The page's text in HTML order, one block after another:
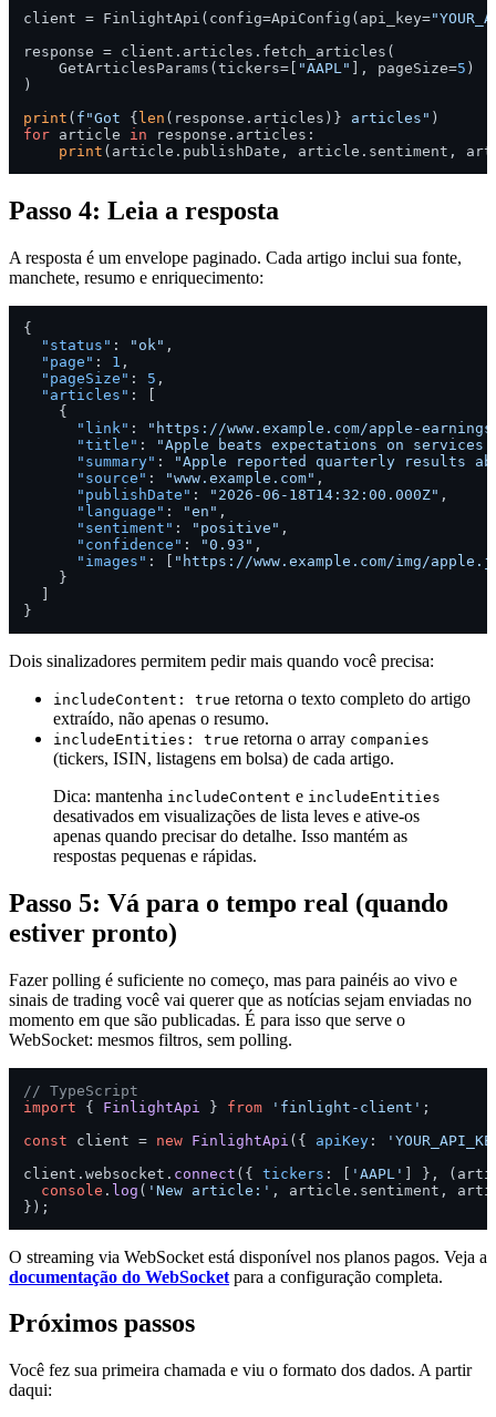
client = FinlightApi(config=ApiConfig(api_key=
response = client.articles.fetch_articles(
    GetArticlesParams(tickers=[
"AAPL" ], pageSize=5 )
)
print ( f"Got { len (response.articles)} articles"
for article in response.articles:
print
Passo 4: Leia a resposta
A resposta é um envelope paginado. Cada artigo inclui sua fonte,
manchete, resumo e enriquecimento:
{
"status" : "ok" ,
"page" : 1 ,
"pageSize" : 5 ,
"articles" :
[
{
"link" :
"https://www.example.com/apple-
"title" :
"Apple beats expectations on services
"summary" :
"Apple reported quarterly results
"source" : "www.example.com" ,
"publishDate" : "2026-06-18T14:32:00.000Z" ,
"language" : "en" ,
"sentiment" : "positive" ,
"confidence" : "0.93" ,
"images" : [ "https://www.example.com/img/
}
]
}
Dois sinalizadores permitem pedir mais quando você precisa:
includeContent: true retorna o texto completo do artigo
extraído, não apenas o resumo.
includeEntities: true retorna o array companies
(tickers, ISIN, listagens em bolsa) de cada artigo.
Dica: mantenha includeContent e includeEntities
desativados em visualizações de lista leves e ative-os
apenas quando precisar do detalhe. Isso mantém as
respostas pequenas e rápidas.
Passo 5: Vá para o tempo real (quando
estiver pronto)
Fazer polling é suficiente no começo, mas para painéis ao vivo e
sinais de trading você vai querer que as notícias sejam enviadas no
momento em que são publicadas. É para isso que serve o
WebSocket: mesmos filtros, sem polling.
// TypeScript
import { FinlightApi } from 'finlight-client' ;
const client = new FinlightApi ({ apiKey :
client. websocket . connect ({ tickers : [ 'AAPL' ] }, (
console . log ( 'New article:' , article. sentiment ,
O streaming via WebSocket está disponível nos planos pagos. Veja a
documentação do WebSocket para a configuração completa.
Próximos passos
Você fez sua primeira chamada e viu o formato dos dados. A partir
daqui: